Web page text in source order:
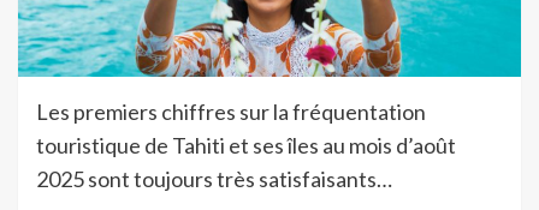
Les premiers chiffres sur la fréquentation
touristique de Tahiti et ses îles au mois d’août
2025 sont toujours très satisfaisants…